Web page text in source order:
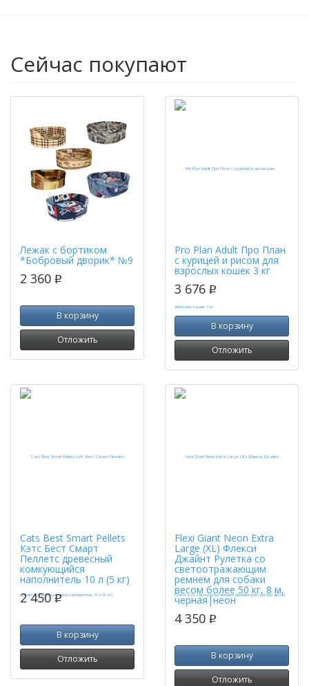
Сейчас покупают
Лежак с бортиком
*Бобровый дворик* №9
2 360 p
В корзину
Отложить
Pro Plan Adult Про План
с курицей и рисом для
взрослых кошек 3 кг
3 676 p
В корзину
Отложить
Cats Best Smart Pellets
Кэтс Бест Смарт
Пеллетс древесный
комкующийся
наполнитель 10 л (5 кг)
2 450p
В корзину
Отложить
Flexi Giant Neon Extra
Large (XL) Флекси
Джайнт Рулетка со
светоотражающим
ремнем для собаки
весом более 50 кг, 8 м,
черная|неон
4 350 p
В корзину
Отложить